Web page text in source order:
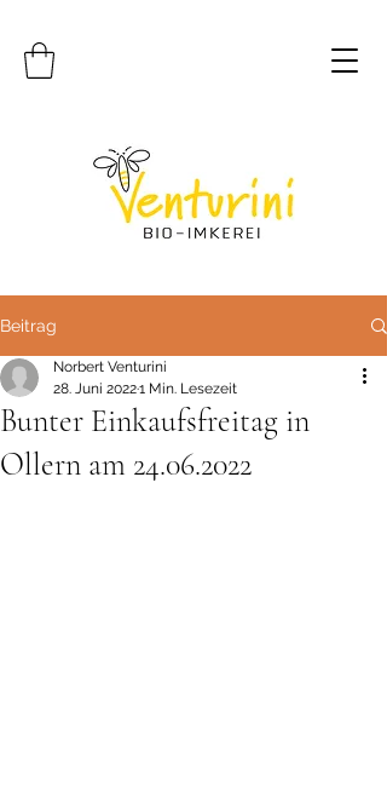
Beitrag
Bunter Einkaufsfreitag in
Ollern am 24.06.2022
Norbert Venturini
28. Juni 20221 Min. Lesezeit